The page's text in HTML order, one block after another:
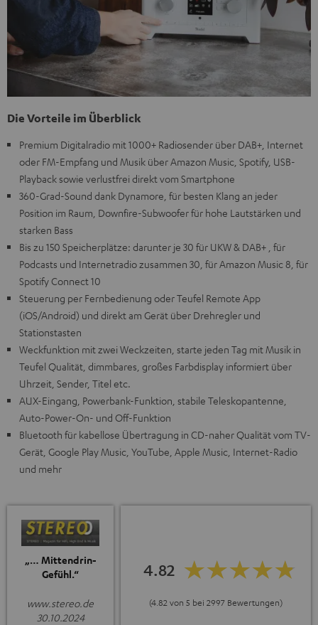
Die Vorteile im Überblick
Premium Digitalradio mit 1000+ Radiosender über DAB+, Internet
oder FM-Empfang und Musik über Amazon Music, Spotify, USB-
Playback sowie verlustfrei direkt vom Smartphone
360-Grad-Sound dank Dynamore, für besten Klang an jeder
Position im Raum, Downfire-Subwoofer für hohe Lautstärken und
starken Bass
Bis zu 150 Speicherplätze: darunter je 30 für UKW & DAB+ , für
Podcasts und Internetradio zusammen 30, für Amazon Music 8, für
Spotify Connect 10
Steuerung per Fernbedienung oder Teufel Remote App
(iOS/Android) und direkt am Gerät über Drehregler und
Stationstasten
Weckfunktion mit zwei Weckzeiten, starte jeden Tag mit Musik in
Teufel Qualität, dimmbares, großes Farbdisplay informiert über
Uhrzeit, Sender, Titel etc.
AUX-Eingang, Powerbank-Funktion, stabile Teleskopantenne,
Auto-Power-On- und Off-Funktion
Bluetooth für kabellose Übertragung in CD-naher Qualität vom TV-
Gerät, Google Play Music, YouTube, Apple Music, Internet-Radio
und mehr
„… Mittendrin-
Gefühl.“
www.stereo.de
30.10.2024
4.82
(4.82 von 5 bei 2997 Bewertungen)